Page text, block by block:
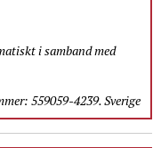
i samband med
559059-4239. Sverige